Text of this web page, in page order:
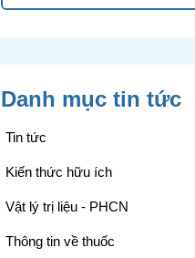
Danh mục tin tức
Tin tức
Kiến thức hữu ích
Vật lý trị liệu - PHCN
Thông tin về thuốc